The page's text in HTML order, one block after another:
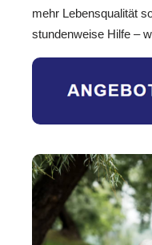
mehr Lebensqualität
stundenweise Hilfe –